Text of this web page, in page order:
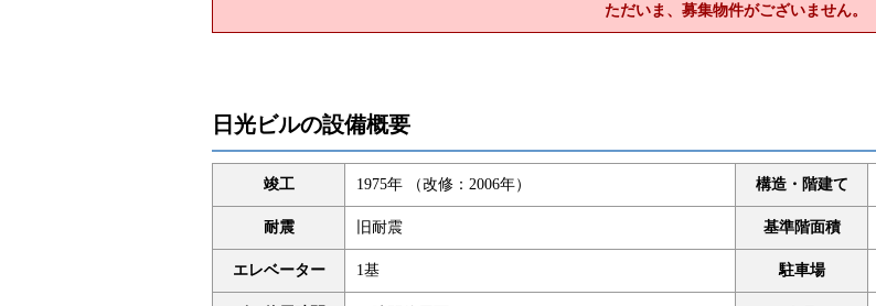
ただいま、募集物件がございません。
日光ビルの設備概要
竣工 1975年 （改修：2006年） 構造・階建て
耐震 旧耐震 基準階面積
エレベーター 1基 駐車場